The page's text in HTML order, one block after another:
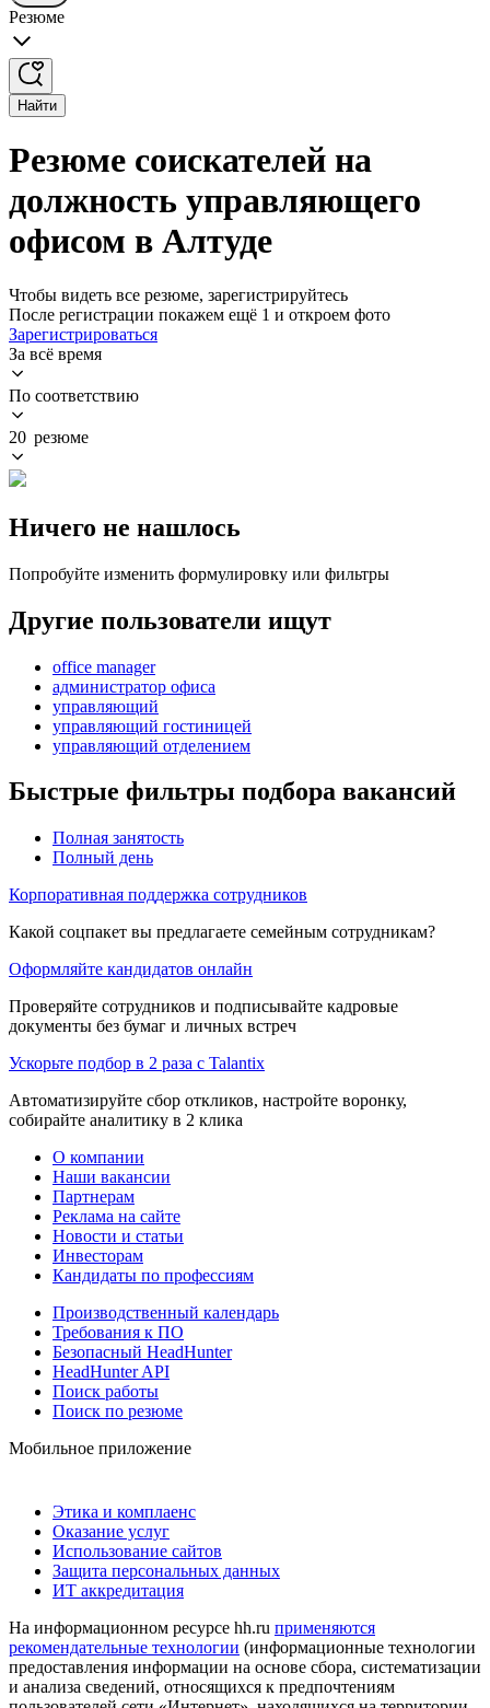
Резюме
Найти
Резюме соискателей на
должность управляющего
офисом в Алтуде
Чтобы видеть все резюме, зарегистрируйтесь
После регистрации покажем ещё 1 и откроем фото
Зарегистрироваться
За всё время
По соответствию
20 резюме
Ничего не нашлось
Попробуйте изменить формулировку или фильтры
Другие пользователи ищут
office manager
администратор офиса
управляющий
управляющий гостиницей
управляющий отделением
Быстрые фильтры подбора вакансий
Полная занятость
Полный день
Корпоративная поддержка сотрудников
Какой соцпакет вы предлагаете семейным сотрудникам?
Оформляйте кандидатов онлайн
Проверяйте сотрудников и подписывайте кадровые
документы без бумаг и личных встреч
Ускорьте подбор в 2 раза с Talantix
Автоматизируйте сбор откликов, настройте воронку,
собирайте аналитику в 2 клика
О компании
Наши вакансии
Партнерам
Реклама на сайте
Новости и статьи
Инвесторам
Кандидаты по профессиям
Производственный календарь
Требования к ПО
Безопасный HeadHunter
HeadHunter API
Поиск работы
Поиск по резюме
Мобильное приложение
Этика и комплаенс
Оказание услуг
Использование сайтов
Защита персональных данных
ИТ аккредитация
На информационном ресурсе hh.ru применяются
рекомендательные технологии (информационные технологии
предоставления информации на основе сбора, систематизации
и анализа сведений, относящихся к предпочтениям